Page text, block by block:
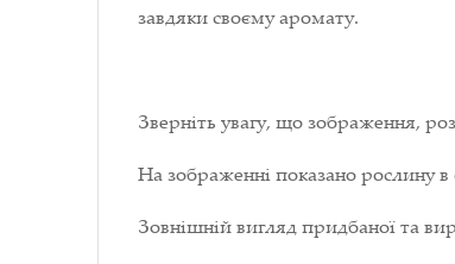
завдяки своєму аромату.
Зверніть увагу, що зображення,
На зображенні показано рослину в
Зовнішній вигляд придбаної та